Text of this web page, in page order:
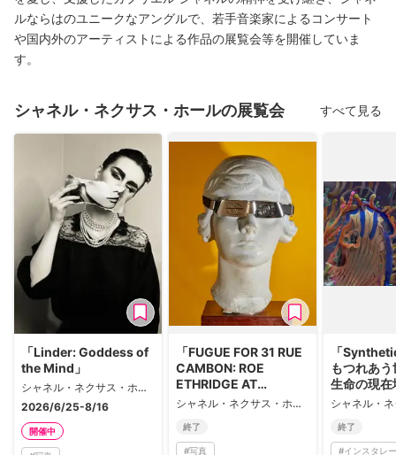
ルならはのユニークなアングルで、若手音楽家によるコンサート
や国内外のアーティストによる作品の展覧会等を開催していま
す。
シャネル・ネクサス・ホールの展覧会 すべて見る
「Linder: Goddess of
the Mind」
シャネル・ネクサス・ホール
2026/6/25-8/16
開催中
「FUGUE FOR 31 RUE
CAMBON: ROE
ETHRIDGE AT
CHANEL ARCHIVES」シャネル・ネクサス・ホール
終了
#写真
「
もつれあ
生命の現在
終了
#インスタレ